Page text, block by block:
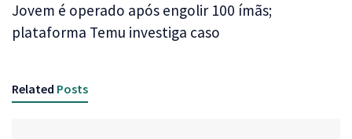
Jovem é operado após engolir 100 ímãs;
plataforma Temu investiga caso
Related Posts